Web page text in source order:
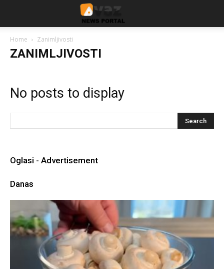
Home Zanimljivosti
ZANIMLJIVOSTI
No posts to display
Oglasi - Advertisement
Danas